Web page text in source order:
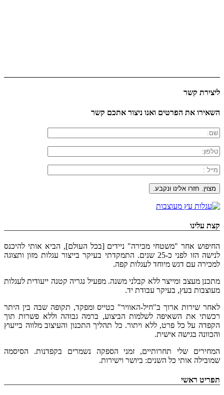
ליצירת קשר
השאירו את הפרטים ואנו ניצור אתכם קשר
קצת עלינו
החיפוש אחר "משטחי מכירה" ניידים [בכל העולם], הביא אותי להיכנס
לנישה הזו לפני כ-25 שנים. התמקדתי בעיקר בייצור עגלות מזון ותצוגה
למכירה עם דגש מיוחד לעגלות קפה.
מתכנן מעצב ומייצר ללא קבלני משנה. מפעיל נגריה קטנה ייעודית לעגלות
מעוצבות בעץ, בעיקר עבודת יד.
לאחר שירות ארוך ב"חיל-האוויר" כטייס ומפקד, תקופה שבה בין היתר
רכשתי את השאיפה לשלמות הביצוע, ברמה גבוהה וללא פשרות תוך
הקפדה על כל פרט, ללא ויתור. כל תהליך התכנון והעיצוב מלווה בייעוץ
והכוונה בגישה אישית.
המחירים שלי תחרותיים, זמני הספקה נשמרים בקפדנות. הסיסמה
שמובילה אותי כל השנים: ביושר וישירות.
תפריט ראשי